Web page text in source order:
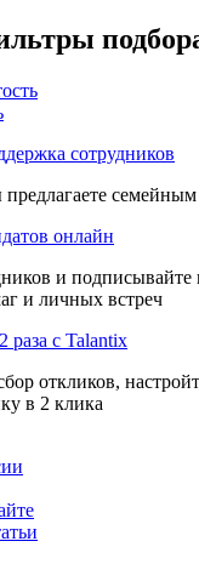
сотрудников
онлайн
и подписывайте
и личных встреч
раза с Talantix
откликов,
в 2 клика